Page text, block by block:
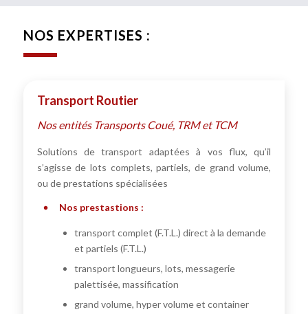
NOS EXPERTISES :
Transport Routier
Nos entités Transports Coué, TRM et TCM
Solutions de transport adaptées à vos flux, qu’il
s’agisse de lots complets, partiels, de grand volume,
ou de prestations spécialisées
Nos prestastions :
transport complet (F.T.L.) direct à la demande
et partiels (F.T.L.)
transport longueurs, lots, messagerie
palettisée, massification
grand volume, hyper volume et container